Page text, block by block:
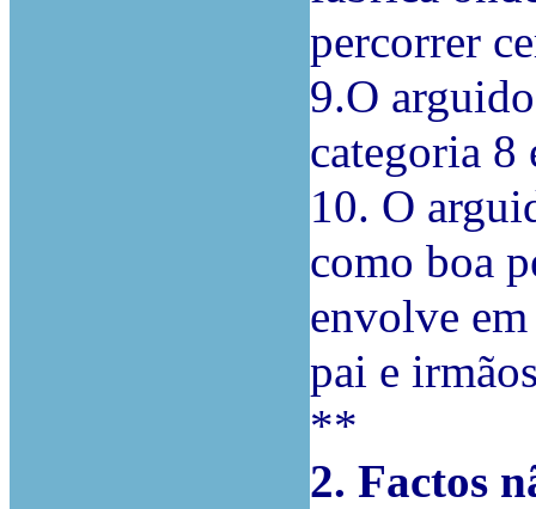
percorrer
9.O
categoria 8
10. O
como boa
envolve
pai e
**
2. Factos